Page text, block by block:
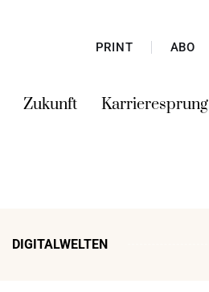
PRINT ABO
Zukunft Karrieresprung
DIGITALWELTEN